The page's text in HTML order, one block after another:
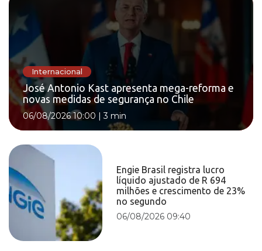
Internacional
José Antonio Kast apresenta mega-reforma e
novas medidas de segurança no Chile
06/08/2026 10:00 |3 min
Engie Brasil registra lucro
líquido ajustado de R 694
milhões e crescimento de 23%
no segundo
06/08/2026 09:40